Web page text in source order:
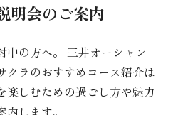
明会のご案内
中の方へ。 三井オーシャン
クラのおすすめコース紹介は
楽しむための過ごし方や魅力
します。